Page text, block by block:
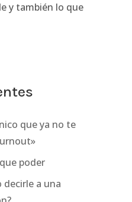
y también lo que
que ya no te
poder
decirle a una